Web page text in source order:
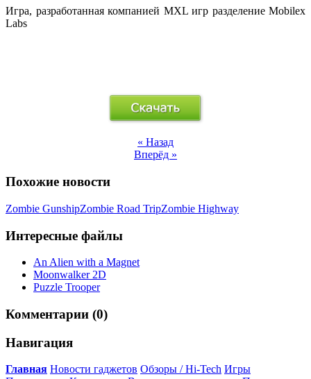
Игра, разработанная компанией MXL игр разделение Mobilex
Labs
« Назад
Вперёд »
Похожие новости
Zombie GunshipZombie Road TripZombie Highway
Интересные файлы
An Alien with a Magnet
Moonwalker 2D
Puzzle Trooper
Комментарии (0)
Навигация
Главная Новости гаджетов Обзоры / Hi-Tech Игры